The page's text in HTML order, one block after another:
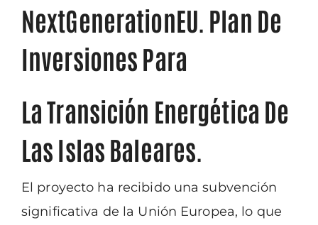
NextGenerationEU. Plan De
Inversiones Para
La Transición Energética De
Las Islas Baleares.
El proyecto ha recibido una subvención
significativa de la Unión Europea, lo que